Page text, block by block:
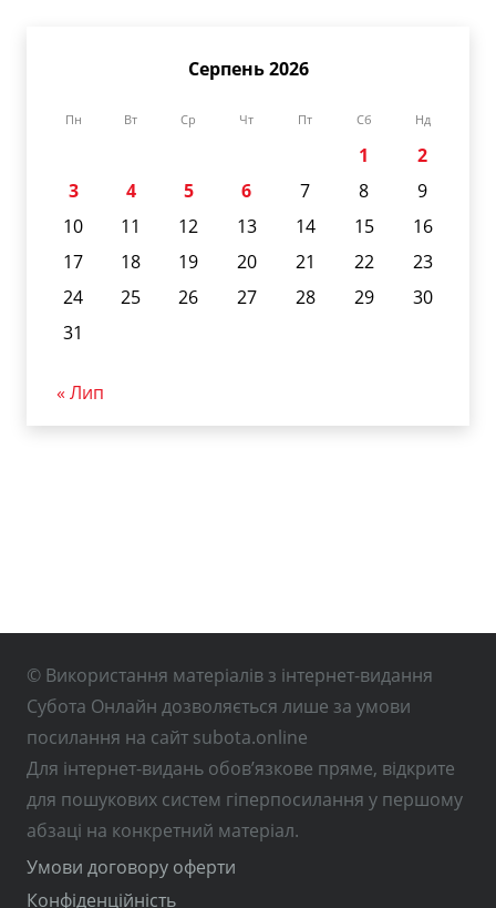
Серпень 2026
Пн Вт Ср Чт Пт Сб Нд
1
2
3
4 5 6 7 8
9
10
11 12 13 14 15
16
17
18 19 20 21 22
23
24
25 26 27 28 29
30
31
« Лип
© Використання матеріалів з інтернет-видання
Субота Онлайн дозволяється лише за умови
посилання на сайт subota.online
Для інтернет-видань обов’язкове пряме, відкрите
для пошукових систем гіперпосилання у першому
абзаці на конкретний матеріал.
Умови договору оферти
Конфіденційність